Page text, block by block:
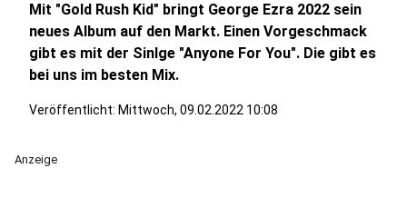
Mit "Gold Rush Kid" bringt George Ezra 2022 sein
neues Album auf den Markt. Einen Vorgeschmack
gibt es mit der Sinlge "Anyone For You". Die gibt es
bei uns im besten Mix.
Veröffentlicht: Mittwoch, 09.02.2022 10:08
Anzeige